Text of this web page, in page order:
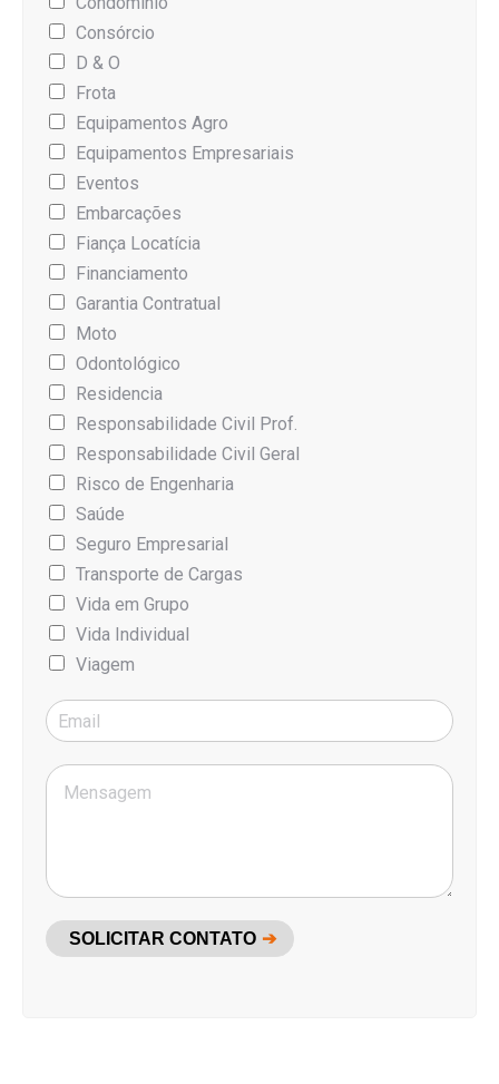
Consórcio
D & O
Frota
Equipamentos Agro
Equipamentos Empresariais
Eventos
Embarcações
Fiança Locatícia
Financiamento
Garantia Contratual
Moto
Odontológico
Residencia
Responsabilidade Civil Prof.
Responsabilidade Civil Geral
Risco de Engenharia
Saúde
Seguro Empresarial
Transporte de Cargas
Vida em Grupo
Vida Individual
Viagem
SOLICITAR CONTATO